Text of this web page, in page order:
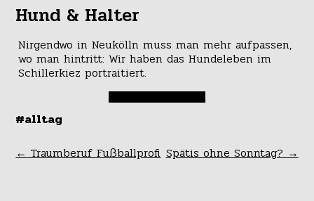
Hund & Halter
Nirgendwo in Neukölln muss man mehr aufpassen,
wo man hintritt: Wir haben das Hundeleben im
Schillerkiez portraitiert.
#alltag
←Traumberuf Fußballprofi Spätis ohne Sonntag?→